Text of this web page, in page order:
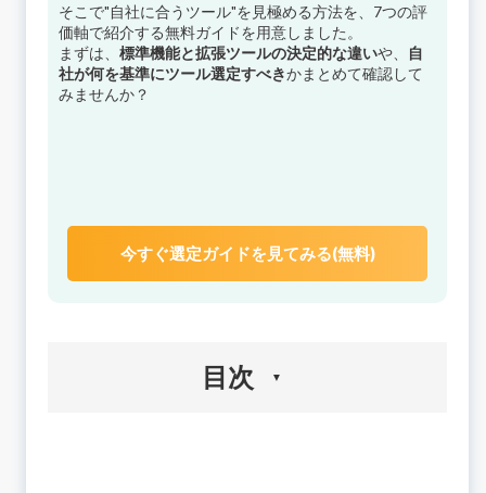
そこで"自社に合うツール"を見極める方法を、7つの評
価軸で紹介する無料ガイドを用意しました。
まずは、 標準機能と拡張ツールの決定的な違いや、
自
社が何を基準にツール選定すべきかまとめて確認して
みませんか？
今すぐ選定ガイドを見てみる(無料)
目次